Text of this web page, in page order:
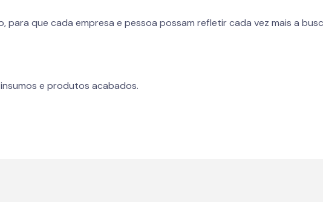
que cada empresa e pessoa possam refletir cada vez mais a
e produtos acabados.